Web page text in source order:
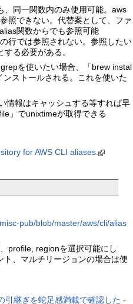
、同一関数内のみ使用可能。aws
照できない。代替案として、ファ
関数からでも参照可能
行では参照されない。参照したい
る必要がある。
を使いたい場合、「brew instal
ストールされる。これを使いた
情報はキャッシュする等すれば早
」でunixtimeが取得できる
for AWS CLI aliases.
pub/blob/master/aws/cli/alias
profile, regionを選択可能にし
ト、マルチリージョンの場合は便
引継ぎを蛇足感満載で確認した -